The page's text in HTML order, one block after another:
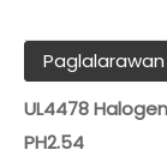
UL4478
PH2.54